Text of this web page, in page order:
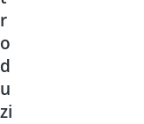
r
o
d
u
zi